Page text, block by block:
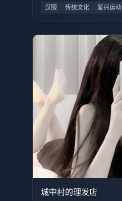
汉服 传统文化 复兴运动
1.9万
城中村的理发店